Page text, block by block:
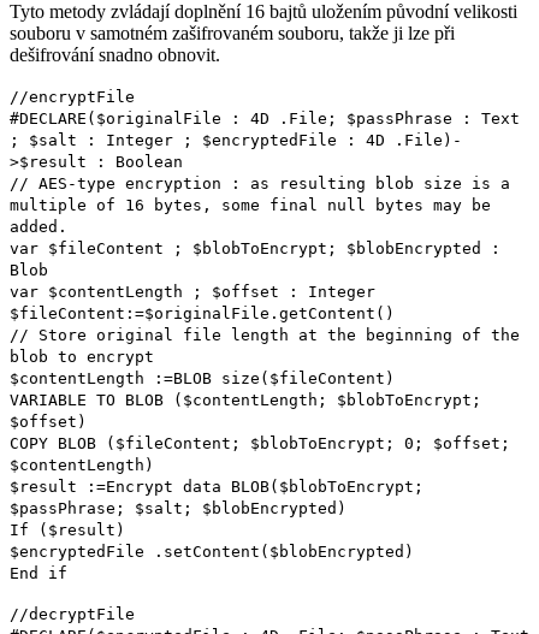
Tyto metody zvládají doplnění 16 bajtů uložením původní velikosti
souboru v samotném zašifrovaném souboru, takže ji lze při
dešifrování snadno obnovit.
//encryptFile
#DECLARE ( $originalFile : 4D . File ; $passPhrase :
Text
; $salt : Integer ; $encryptedFile : 4D . File )-
>$result :
Boolean
// AES-type encryption : as resulting blob size is a
multiple of 16 bytes, some final null bytes may be
added.
var $fileContent ; $blobToEncrypt ; $blobEncrypted
:
Blob
var $contentLength ; $offset :
Integer
$fileContent :=$originalFile . getContent ()
// Store original file length at the beginning of the
blob to encrypt
$contentLength :=BLOB size ( $fileContent )
VARIABLE TO BLOB ( $contentLength ; $blobToEncrypt ;
$offset )
COPY BLOB ( $fileContent ; $blobToEncrypt ; 0; $offset ;
$contentLength )
$result :=Encrypt data BLOB( $blobToEncrypt ;
$passPhrase ; $salt ; $blobEncrypted )
If ( $result )
$encryptedFile . setContent ( $blobEncrypted )
End if
//decryptFile